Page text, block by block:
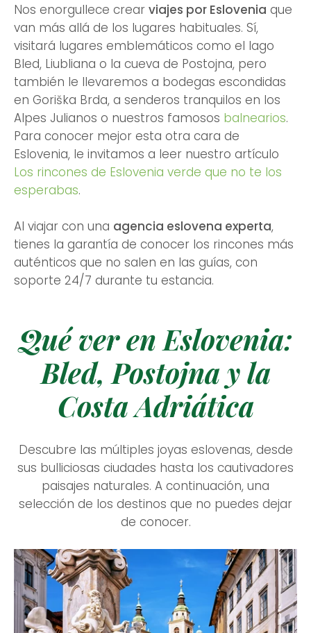
Nos enorgullece crear viajes por Eslovenia que
van más allá de los lugares habituales. Sí,
visitará lugares emblemáticos como el lago
Bled, Liubliana o la cueva de Postojna, pero
también le llevaremos a bodegas escondidas
en Goriška Brda, a senderos tranquilos en los
Alpes Julianos o nuestros famosos balnearios.
Para conocer mejor esta otra cara de
Eslovenia, le invitamos a leer nuestro artículo
Los rincones de Eslovenia verde que no te los
esperabas.
Al viajar con una agencia eslovena experta,
tienes la garantía de conocer los rincones más
auténticos que no salen en las guías, con
soporte 24/7 durante tu estancia.
Qué ver en Eslovenia:
Bled, Postojna y la
Costa Adriática
Descubre las múltiples joyas eslovenas, desde
sus bulliciosas ciudades hasta los cautivadores
paisajes naturales. A continuación, una
selección de los destinos que no puedes dejar
de conocer.